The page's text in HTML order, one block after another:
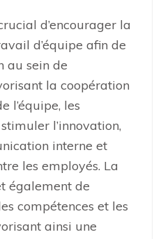
d’encourager la
d’équipe afin de
au sein de
la coopération
l’équipe, les
l’innovation,
interne et
les employés. La
également de
compétences et les
ainsi une